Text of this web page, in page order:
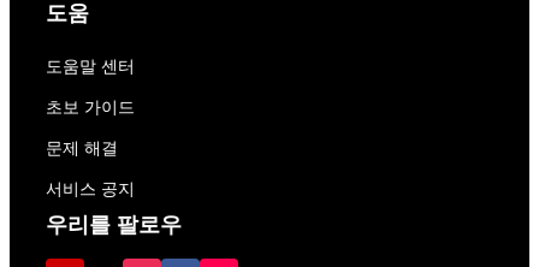
도움
도움말 센터
초보 가이드
문제 해결
서비스 공지
우리를 팔로우